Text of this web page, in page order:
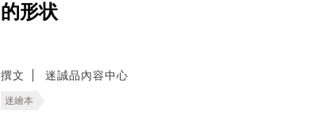
的形状
撰文 迷誠品內容中心
迷繪本